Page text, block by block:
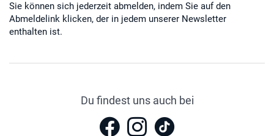
Sie können sich jederzeit abmelden, indem Sie auf den
Abmeldelink klicken, der in jedem unserer Newsletter
enthalten ist.
Du findest uns auch bei